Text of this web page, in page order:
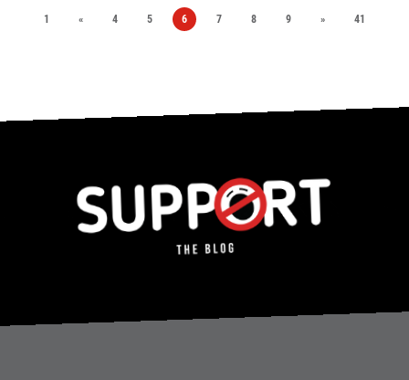
1 « 4 5 6 7 8 9 » 41